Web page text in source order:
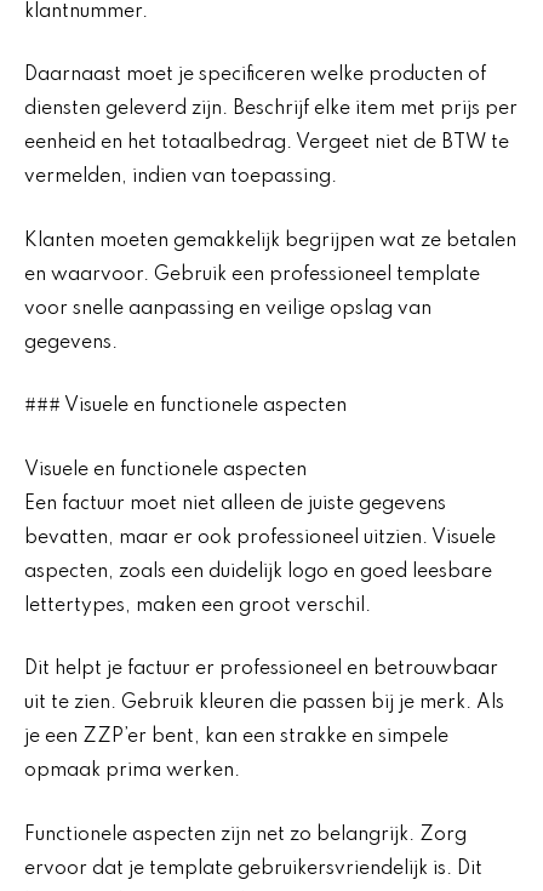
klantnummer.
Daarnaast moet je specificeren welke producten of
diensten geleverd zijn. Beschrijf elke item met prijs per
eenheid en het totaalbedrag. Vergeet niet de BTW te
vermelden, indien van toepassing.
Klanten moeten gemakkelijk begrijpen wat ze betalen
en waarvoor. Gebruik een professioneel template
voor snelle aanpassing en veilige opslag van
gegevens.
### Visuele en functionele aspecten
Visuele en functionele aspecten
Een factuur moet niet alleen de juiste gegevens
bevatten, maar er ook professioneel uitzien. Visuele
aspecten, zoals een duidelijk logo en goed leesbare
lettertypes, maken een groot verschil.
Dit helpt je factuur er professioneel en betrouwbaar
uit te zien. Gebruik kleuren die passen bij je merk. Als
je een ZZP’er bent, kan een strakke en simpele
opmaak prima werken.
Functionele aspecten zijn net zo belangrijk. Zorg
ervoor dat je template gebruikersvriendelijk is. Dit